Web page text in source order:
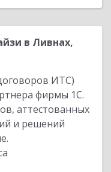
в Ливнах,
ИТС)
фирмы 1С.
аттестованных
и решений